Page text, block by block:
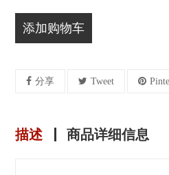
添加购物车
分享 Tweet
描述 商品详细信息